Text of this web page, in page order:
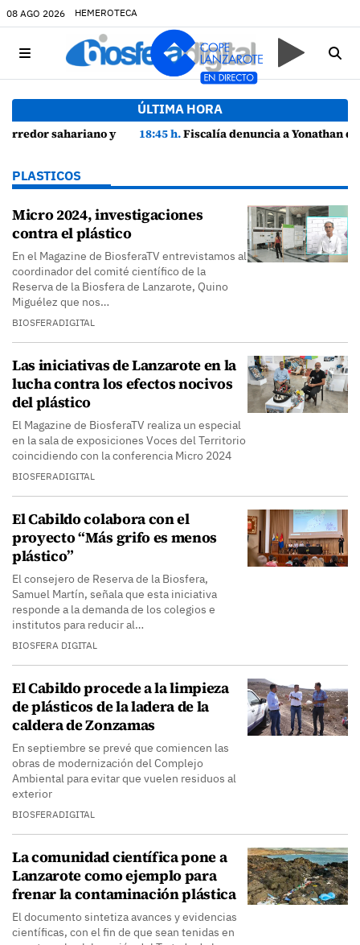
08 AGO 2026 HEMEROTECA
ÚLTIMA HORA
18:45 h.Fiscalía denuncia a Yonathan de León y a Echedey Eugenio por presuntas anomalías en contratos festivos
PLASTICOS
Micro 2024, investigaciones
contra el plástico
En el Magazine de BiosferaTV entrevistamos al
coordinador del comité científico de la
Reserva de la Biosfera de Lanzarote, Quino
Miguélez que nos…
BIOSFERADIGITAL
Las iniciativas de Lanzarote en la
lucha contra los efectos nocivos
del plástico
El Magazine de BiosferaTV realiza un especial
en la sala de exposiciones Voces del Territorio
coincidiendo con la conferencia Micro 2024
BIOSFERADIGITAL
El Cabildo colabora con el
proyecto “Más grifo es menos
plástico”
El consejero de Reserva de la Biosfera,
Samuel Martín, señala que esta iniciativa
responde a la demanda de los colegios e
institutos para reducir al…
BIOSFERA DIGITAL
El Cabildo procede a la limpieza
de plásticos de la ladera de la
caldera de Zonzamas
En septiembre se prevé que comiencen las
obras de modernización del Complejo
Ambiental para evitar que vuelen residuos al
exterior
BIOSFERADIGITAL
La comunidad científica pone a
Lanzarote como ejemplo para
frenar la contaminación plástica
El documento sintetiza avances y evidencias
científicas, con el fin de que sean tenidas en